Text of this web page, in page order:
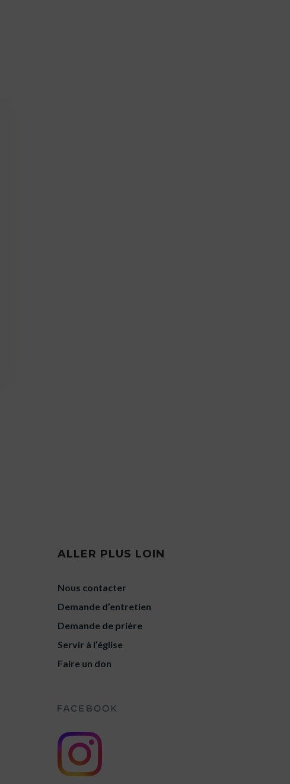
ALLER PLUS LOIN
Nous contacter
Demande d’entretien
Demande de prière
Servir à l’église
Faire un don